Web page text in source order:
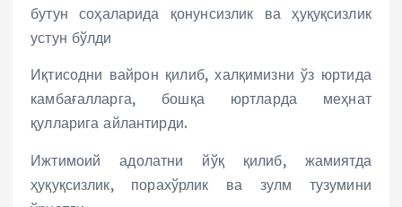
бутун соҳаларида қонунсизлик ва ҳуқуқсизлик
устун бўлди
Иқтисодни вайрон қилиб, халқимизни ўз юртида
камбағалларга, бошқа юртларда меҳнат
қулларига айлантирди.
Ижтимоий адолатни йўқ қилиб, жамиятда
ҳуқуқсизлик, порахўрлик ва зулм тузумини